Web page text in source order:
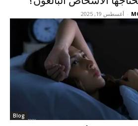
- أغسطس 19, 2025
Blog